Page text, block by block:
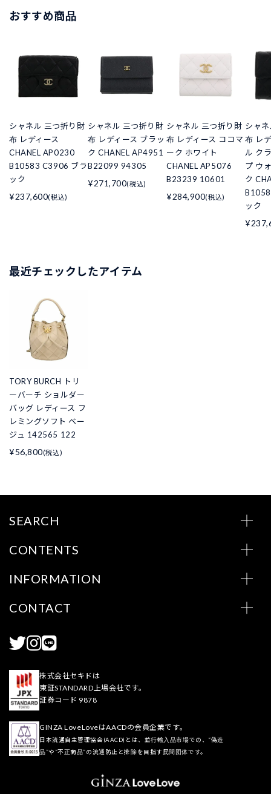
おすすめ商品
シャネル 三つ折り財
布 レディース
CHANEL AP0230
B10583 C3906 ブラ
ック
¥237,600(税込)
シャネル 三つ折り財
布 レディース ブラッ
ク CHANEL AP4951
B22099 94305
¥271,700(税込)
シャネル 三つ折り財
布 レディース ココマ
ーク ホワイト
CHANEL AP5076
B23239 10601
¥284,900(税込)
シャ
布 レ
ル ク
プ ウ
ク
ック
最近チェックしたアイテム
TORY BURCH トリ
ーバーチ ショルダー
バッグ レディース フ
レミングソフト ベー
ジュ 142565 122
¥56,800(税込)
SEARCH
CONTENTS
INFORMATION
CONTACT
株式会社セキドは
東証STANDARD上場会社です。
証券コード 9878
GINZA LoveLoveはAACDの会員企業です。
日本流通自主管理協会(AACD)とは、並行輸入品市場での、“偽造
品”や“不正商品”の流通防止と排除を目指す民間団体です。